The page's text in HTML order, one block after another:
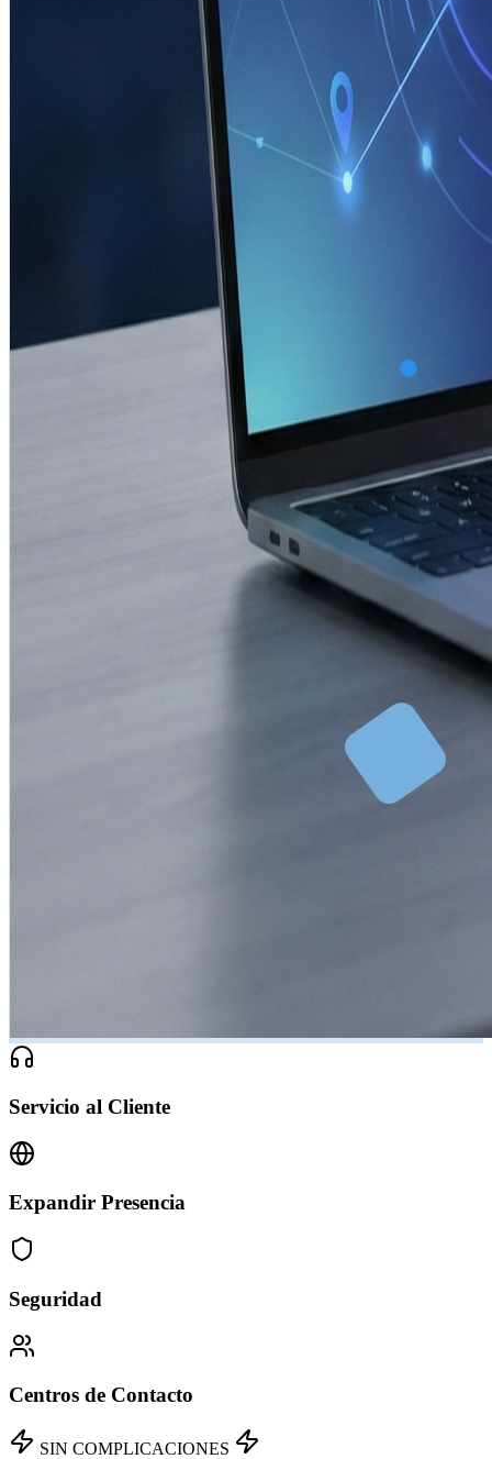
Servicio al Cliente
Expandir Presencia
Seguridad
Centros de Contacto
SIN COMPLICACIONES